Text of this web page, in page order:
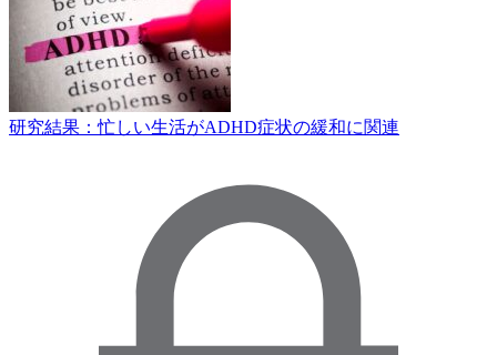
研究結果：忙しい生活がADHD症状の緩和に関連